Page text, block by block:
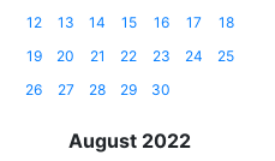
12
13 14 15 16 17
18
19
20 21 22 23 24
25
26
27 28 29 30
August 2022